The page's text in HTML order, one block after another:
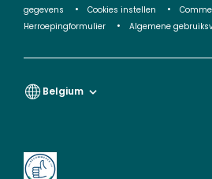
gegevens
Cookies instellen
Herroepingformulier
Algemene
Belgium